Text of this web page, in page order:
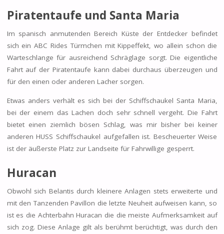
Piratentaufe und Santa Maria
Im spanisch anmutenden Bereich Küste der Entdecker befindet
sich ein ABC Rides Türmchen mit Kippeffekt, wo allein schon die
Warteschlange für ausreichend Schräglage sorgt. Die eigentliche
Fahrt auf der Piratentaufe kann dabei durchaus überzeugen und
für den einen oder anderen Lacher sorgen.
Etwas anders verhält es sich bei der Schiffschaukel Santa Maria,
bei der einem das Lachen doch sehr schnell vergeht. Die Fahrt
bietet einen ziemlich bösen Schlag, was mir bisher bei keiner
anderen HUSS Schiffschaukel aufgefallen ist. Bescheuerter Weise
ist der äußerste Platz zur Landseite für Fahrwillige gesperrt.
Huracan
Obwohl sich Belantis durch kleinere Anlagen stets erweiterte und
mit den Tanzenden Pavillon die letzte Neuheit aufweisen kann, so
ist es die Achterbahn Huracan die die meiste Aufmerksamkeit auf
sich zog. Diese Anlage gilt als berühmt berüchtigt, was durch den